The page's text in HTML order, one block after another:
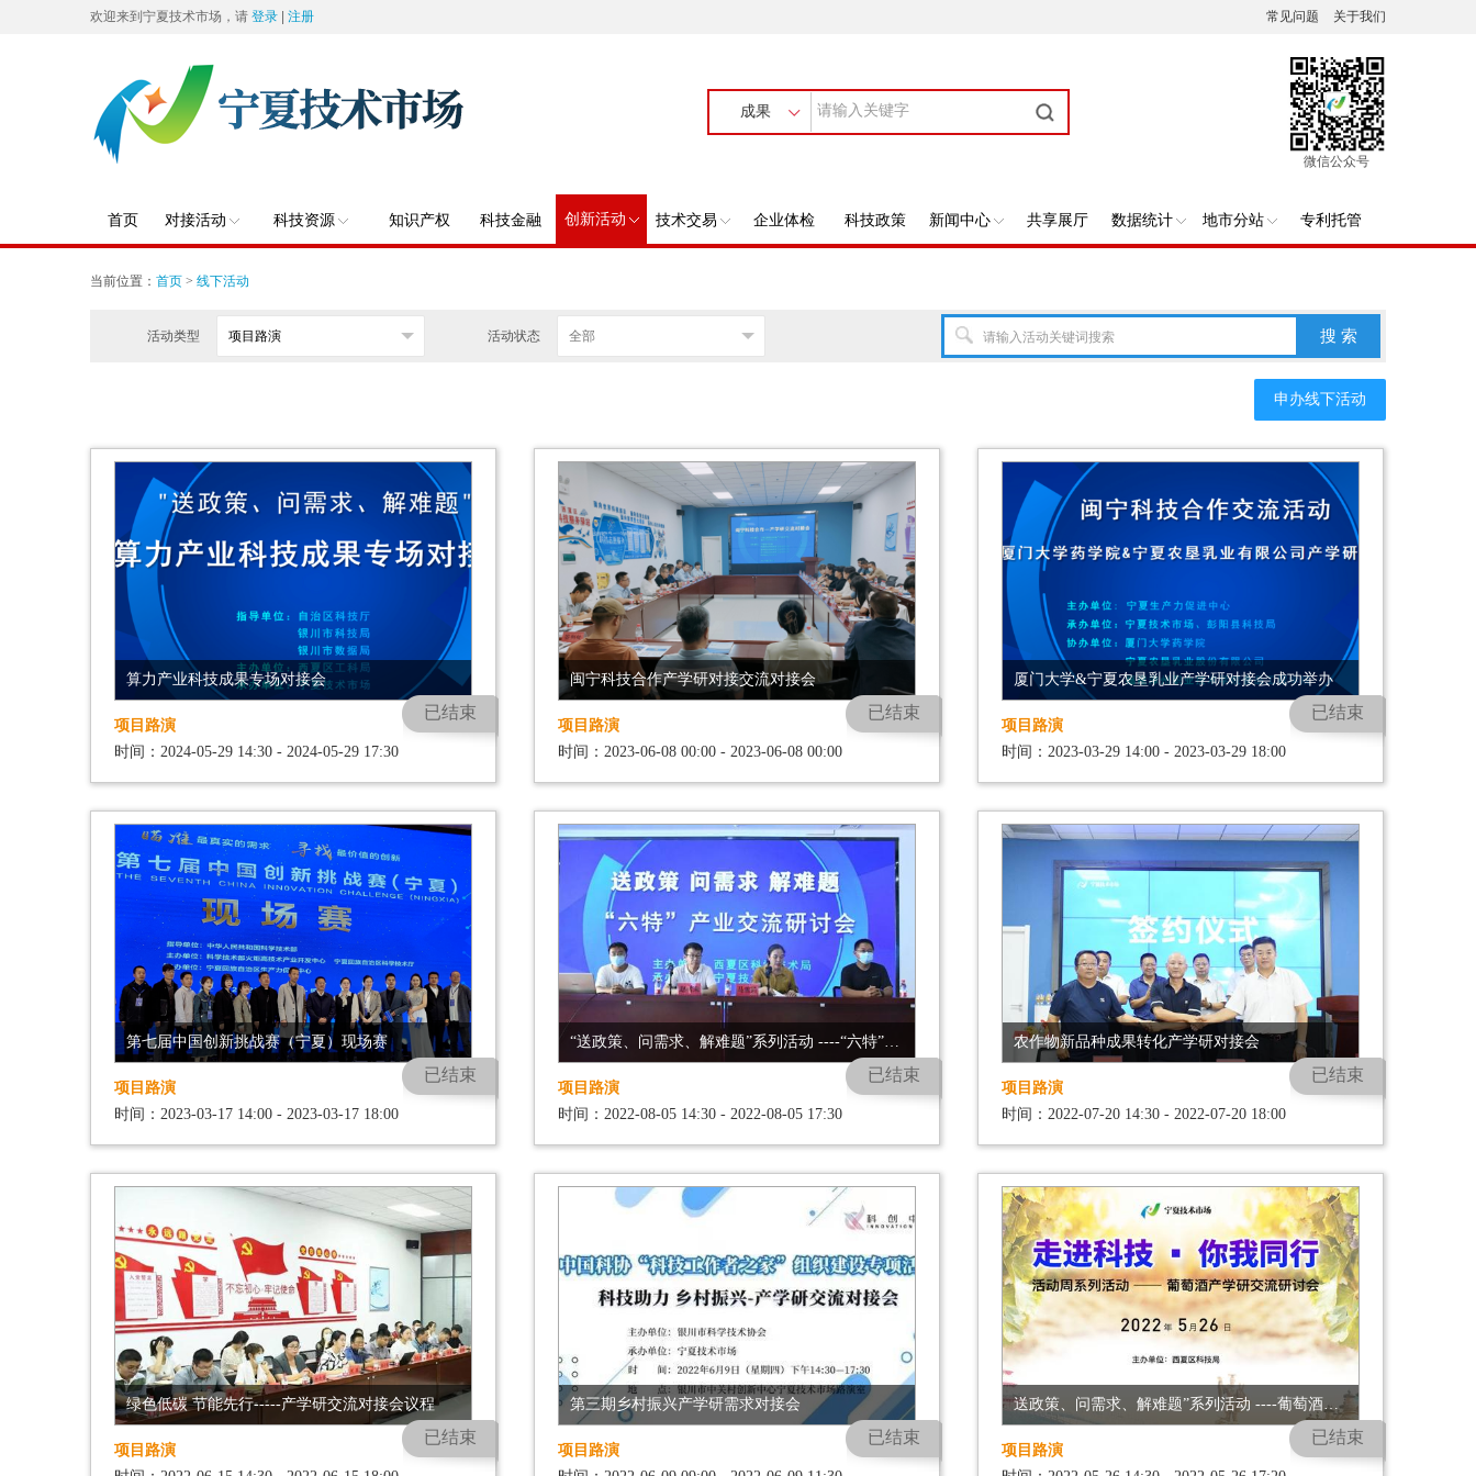
常见问题 关于我们
欢迎来到宁夏技术市场，请 登录 注册
成果
微信公众号
首页 对接活动 科技资源 知识产权 科技金融 创新活动 技术交易 企业体检 科技政策 新闻中心 共享展厅 数据统计 地市分站 专利托管
当前位置： 首页 > 线下活动
活动类型 活动状态 请输入活动关键词搜索 搜 索
申办线下活动
算力产业科技成果专场对接会
项目路演
时间：2024-05-29 14:30 - 2024-05-29 17:30
已结束
闽宁科技合作产学研对接交流对接会
项目路演
时间：2023-06-08 00:00 - 2023-06-08 00:00
已结束
厦门大学&宁夏农垦乳业产学研对接会成功举办
项目路演
时间：2023-03-29 14:00 - 2023-03-29 18:00
已结束
第七届中国创新挑战赛（宁夏）现场赛
项目路演
时间：2023-03-17 14:00 - 2023-03-17 18:00
已结束
“送政策、问需求、解难题”系列活动 ----“六特”系列活动交流研讨会
项目路演
时间：2022-08-05 14:30 - 2022-08-05 17:30
已结束
农作物新品种成果转化产学研对接会
项目路演
时间：2022-07-20 14:30 - 2022-07-20 18:00
已结束
绿色低碳 节能先行-----产学研交流对接会议程
项目路演
已结束
第三期乡村振兴产学研需求对接会
项目路演
已结束
送政策、问需求、解难题”系列活动 ----葡萄酒产学研交流研讨会
项目路演
已结束